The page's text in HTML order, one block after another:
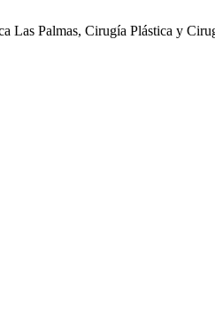
Las Palmas, Cirugía Plástica y